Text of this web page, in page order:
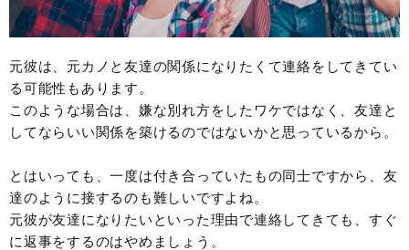
元彼は、元カノと友達の関係になりたくて連絡をしてきてい
る可能性もあります。
このような場合は、嫌な別れ方をしたワケではなく、友達と
してならいい関係を築けるのではないかと思っているから。
とはいっても、一度は付き合っていたもの同士ですから、友
達のように接するのも難しいですよね。
元彼が友達になりたいといった理由で連絡してきても、すぐ
に返事をするのはやめましょう。